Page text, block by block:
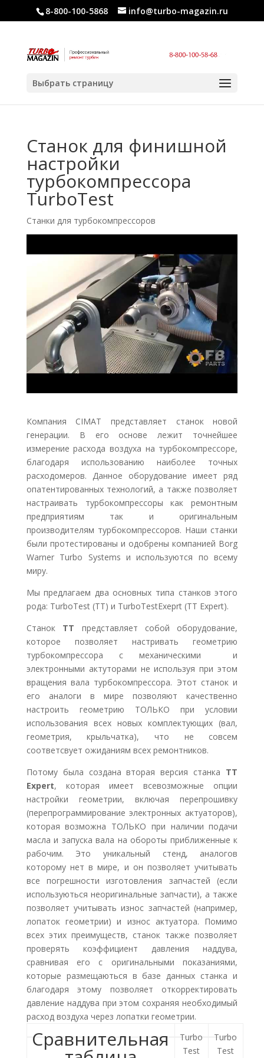
8-800-100-5868 info@turbo-magazin.ru
Выбрать страницу
Станок для финишной
настройки
турбокомпрессора
TurboTest
Станки для турбокомпрессоров
Компания CIMAT представляет станок новой
генерации. В его основе лежит точнейшее
измерение расхода воздуха на турбокомпрессоре,
благодаря использованию наиболее точных
расходомеров. Данное оборудование имеет ряд
опатентированных технологий, а также позволяет
настраивать турбокомпрессоры как ремонтным
предприятиям так и оригинальным
производителям турбокомпрессоров. Наши станки
были протестированы и одобрены компанией Borg
Warner Turbo Systems и используются по всему
миру.
Мы предлагаем два основных типа станков этого
рода: TurboTest (TT) и TurboTestExeprt (TT Expert).
Станок TT представляет собой оборудование,
которое позволяет настривать геометрию
турбокомпрессора с механическими и
электронными актуторами не используя при этом
вращения вала турбокомпрессора. Этот станок и
его аналоги в мире позволяют качественно
настроить геометрию ТОЛЬКО при условии
использования всех новых комплектующих (вал,
геометрия, крыльчатка), что не совсем
соответсвует ожиданиям всех ремонтников.
Потому была создана вторая версия станка TT
Expert, которая имеет всевозможные опции
настройки геометрии, включая перепрошивку
(перепрограммирование электронных актуаторов),
которая возможна ТОЛЬКО при наличии подачи
масла и запуска вала на обороты приближенные к
рабочим. Это уникальный стенд, аналогов
которому нет в мире, и он позволяет учитывать
все погрешности изготовления запчастей (если
используються неоригинальные запчасти), а также
позволяет учитывать износ запчастей (например,
лопаток геометрии) и износ актуатора. Помимо
всех этих преимуществ, станок также позволяет
проверять коэффициент давления наддува,
сравнивая его с оригинальными показаниями,
которые размещаються в базе данных станка и
благодаря этому позволяет откорректировать
давление наддува при этом сохраняя необходимый
расход воздуха через лопатки геометрии.
Сравнительная
Turbo
Test
Turbo
Test